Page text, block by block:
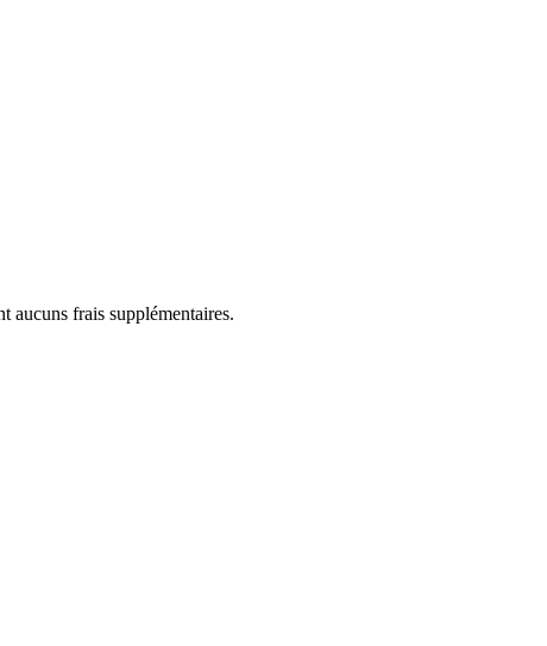
aucuns frais supplémentaires.